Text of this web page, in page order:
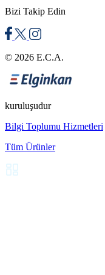
Bizi Takip Edin
© 2026 E.C.A.
kuruluşudur
Bilgi Toplumu Hizmetleri
Tüm Ürünler